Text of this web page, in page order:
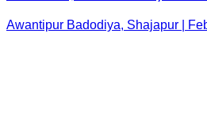
Awantipur Badodiya, Shajapur |